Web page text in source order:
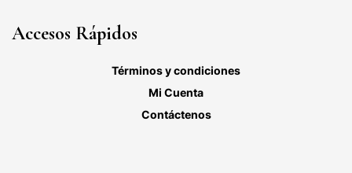
Accesos Rápidos
Términos y condiciones
Mi Cuenta
Contáctenos